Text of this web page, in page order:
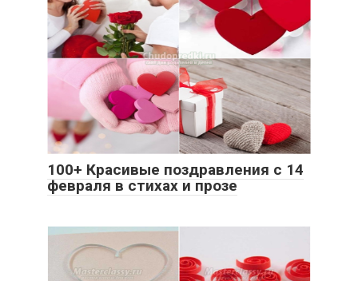
100+ Красивые поздравления с 14
февраля в стихах и прозе